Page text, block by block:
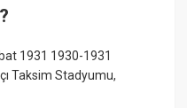
1931 1930-1931
Taksim Stadyumu,